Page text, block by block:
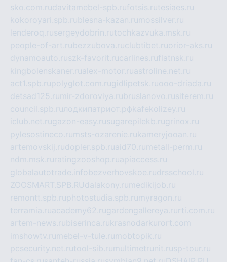
sko.com.rudavitamebel-spb.rufotsis.rutesiaes.ru
kokoroyari.spb.rublesna-kazan.ru mossilver.ru
lenderoq.rusergeydobrin.rutochkazvuka.msk.ru
people-of-art.rubezzubova.ruclubtibet.ruorior-aks.ru
dynamoauto.ruszk-favorit.rucarlines.ruflatnsk.ru
kingbolenskaner.rualex-motor.ruastroline.net.ru
act1.spb.rupolyglot.com.rugidlipetsk.ruooo-driada.ru
detsad125.ru mir-zdoroviya.rubruslanovo.rusiterem.ru
council.spb.ruлодкипатриот.рфkafekolizey.ru
iclub.net.rugazon-easy.rusugarepilekb.rugrinox.ru
pylesostineco.ru msts-ozarenie.rukameryjooan.ru
artemovskij.rudopler.spb.ruaid70.ru metall-perm.ru
ndm.msk.ru ratingzooshop.ruapiaccess.ru
globalautotrade.info bezverhovskoe.rudrsschool.ru
ZOOSMART.SPB.RUdalakony.ru medikijob.ru
remontt.spb.ruphotostudia.spb.ru myragon.ru
terramia.ruacademy62.rugardengallereya.ru rti.com.ru
artem-news.rubiserinca.rukrasnodarkurort.com
imshowtv.ru mebel-v-tule.ru mobtopik.ru
pcsecurity.net.rutool-sib.ru multimetrunit.rusp-tour.ru